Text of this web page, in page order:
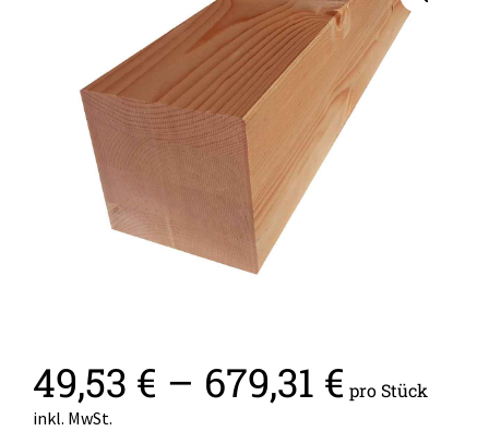
49,53 € – 679,31 € pro Stück
inkl. MwSt.